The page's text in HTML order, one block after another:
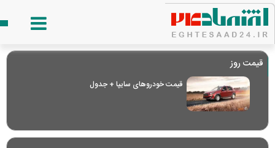
قیمت روز
قیمت خودرو‌های سایپا + جدول